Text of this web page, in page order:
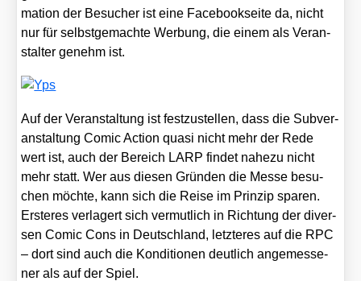
ma­ti­on der Besu­cher ist eine Face­book­sei­te da, nicht
nur für selbst­ge­mach­te Wer­bung, die einem als Ver­an­
stal­ter genehm ist.
Auf der Ver­an­stal­tung ist fest­zu­stel­len, dass die Sub­ver­
an­stal­tung Comic Action qua­si nicht mehr der Rede
wert ist, auch der Bereich LARP fin­det nahe­zu nicht
mehr statt. Wer aus die­sen Grün­den die Mes­se besu­
chen möch­te, kann sich die Rei­se im Prin­zip spa­ren.
Ers­te­res ver­la­gert sich ver­mut­lich in Rich­tung der diver­
sen Comic Cons in Deutsch­land, letz­te­res auf die RPC
– dort sind auch die Kon­di­tio­nen deut­lich ange­mes­se­
ner als auf der Spiel.